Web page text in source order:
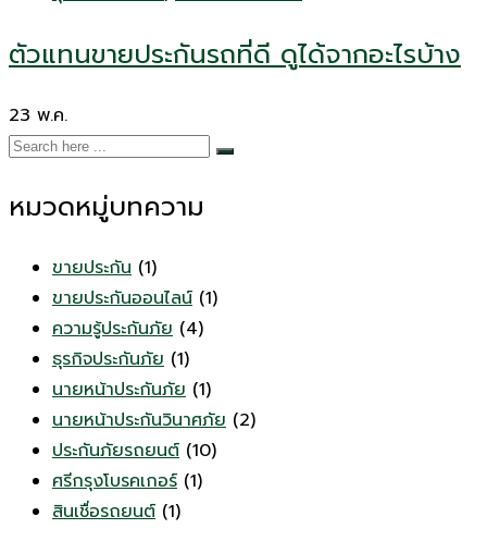
ตัวแทนขายประกันรถที่ดี ดูได้จากอะไรบ้าง
23 พ.ค.
หมวดหมู่บทความ
ขายประกัน (1)
ขายประกันออนไลน์ (1)
ความรู้ประกันภัย (4)
ธุรกิจประกันภัย (1)
นายหน้าประกันภัย (1)
นายหน้าประกันวินาศภัย (2)
ประกันภัยรถยนต์ (10)
ศรีกรุงโบรคเกอร์ (1)
สินเชื่อรถยนต์ (1)